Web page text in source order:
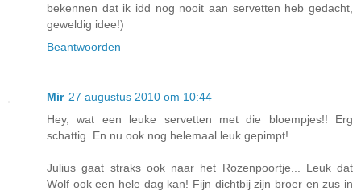
bekennen dat ik idd nog nooit aan servetten heb gedacht,
geweldig idee!)
Beantwoorden
Mir 27 augustus 2010 om 10:44
Hey, wat een leuke servetten met die bloempjes!! Erg
schattig. En nu ook nog helemaal leuk gepimpt!
Julius gaat straks ook naar het Rozenpoortje... Leuk dat
Wolf ook een hele dag kan! Fijn dichtbij zijn broer en zus in